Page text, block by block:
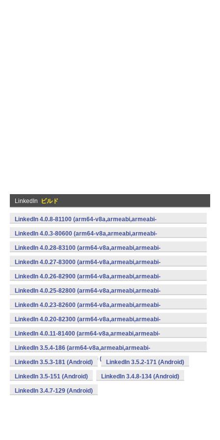
LinkedIn ビルド
LinkedIn 4.0.8-81100 (arm64-v8a,armeabi,armeabi-
v7a,mips,mips64,x86,x86_64) (Android)
LinkedIn 4.0.3-80600 (arm64-v8a,armeabi,armeabi-
v7a,mips,mips64,x86,x86_64) (Android)
LinkedIn 4.0.28-83100 (arm64-v8a,armeabi,armeabi-
v7a,mips,mips64,x86,x86_64) (Android)
LinkedIn 4.0.27-83000 (arm64-v8a,armeabi,armeabi-
v7a,mips,mips64,x86,x86_64) (Android)
LinkedIn 4.0.26-82900 (arm64-v8a,armeabi,armeabi-
v7a,mips,mips64,x86,x86_64) (Android)
LinkedIn 4.0.25-82800 (arm64-v8a,armeabi,armeabi-
v7a,mips,mips64,x86,x86_64) (Android)
LinkedIn 4.0.23-82600 (arm64-v8a,armeabi,armeabi-
v7a,mips,mips64,x86,x86_64) (Android)
LinkedIn 4.0.20-82300 (arm64-v8a,armeabi,armeabi-
v7a,mips,mips64,x86,x86_64) (Android)
LinkedIn 4.0.11-81400 (arm64-v8a,armeabi,armeabi-
v7a,mips,mips64,x86,x86_64) (Android)
LinkedIn 3.5.4-186 (arm64-v8a,armeabi,armeabi-
v7a,mips,mips64,x86,x86_64) (Android)
LinkedIn 3.5.3-181 (Android) LinkedIn 3.5.2-171 (Android)
LinkedIn 3.5-151 (Android) LinkedIn 3.4.8-134 (Android)
LinkedIn 3.4.7-129 (Android)